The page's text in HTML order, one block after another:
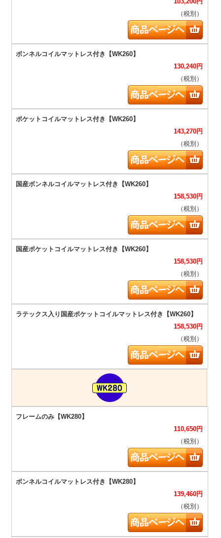
103,200円
（税別）
130,240円
（税別）
143,270円
（税別）
158,530円
（税別）
158,530円
（税別）
158,530円
（税別）
110,650円
（税別）
139,460円
（税別）